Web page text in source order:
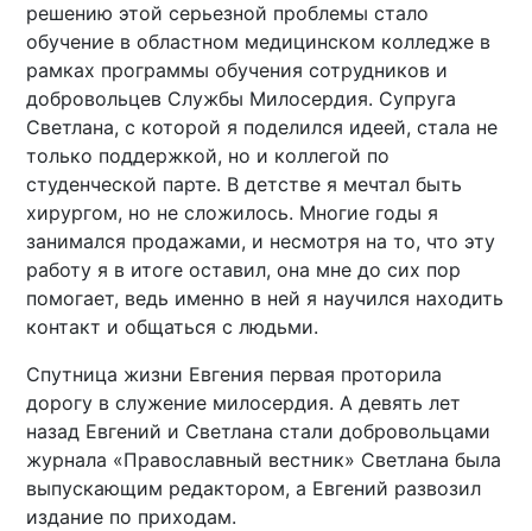
решению этой серьезной проблемы стало
обучение в областном медицинском колледже в
рамках программы обучения сотрудников и
добровольцев Службы Милосердия. Супруга
Светлана, с которой я поделился идеей, стала не
только поддержкой, но и коллегой по
студенческой парте. В детстве я мечтал быть
хирургом, но не сложилось. Многие годы я
занимался продажами, и несмотря на то, что эту
работу я в итоге оставил, она мне до сих пор
помогает, ведь именно в ней я научился находить
контакт и общаться с людьми.
Спутница жизни Евгения первая проторила
дорогу в служение милосердия. А девять лет
назад Евгений и Светлана стали добровольцами
журнала «Православный вестник» Светлана была
выпускающим редактором, а Евгений развозил
издание по приходам.